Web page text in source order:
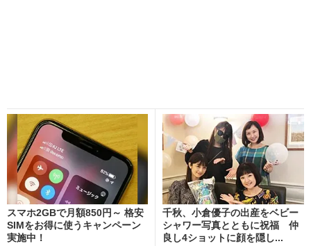
スマホ2GBで月額850円～ 格安
SIMをお得に使うキャンペーン
実施中！
千秋、小倉優子の出産をベビー
シャワー写真とともに祝福 仲
良し4ショットに顔を隠し...